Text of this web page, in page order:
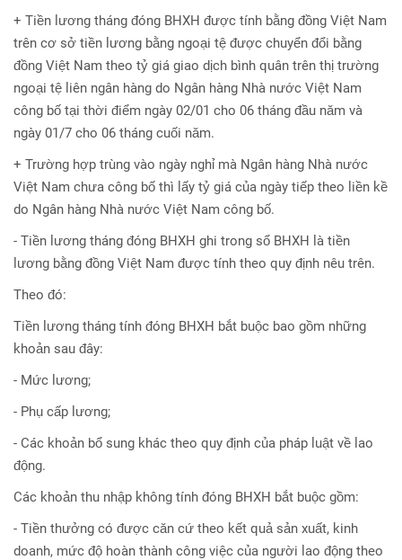
+ Tiền lương tháng đóng BHXH được tính bằng đồng Việt Nam
trên cơ sở tiền lương bằng ngoại tệ được chuyển đổi bằng
đồng Việt Nam theo tỷ giá giao dịch bình quân trên thị trường
ngoại tệ liên ngân hàng do Ngân hàng Nhà nước Việt Nam
công bố tại thời điểm ngày 02/01 cho 06 tháng đầu năm và
ngày 01/7 cho 06 tháng cuối năm.
+ Trường hợp trùng vào ngày nghỉ mà Ngân hàng Nhà nước
Việt Nam chưa công bố thì lấy tỷ giá của ngày tiếp theo liền kề
do Ngân hàng Nhà nước Việt Nam công bố.
- Tiền lương tháng đóng BHXH ghi trong sổ BHXH là tiền
lương bằng đồng Việt Nam được tính theo quy định nêu trên.
Theo đó:
Tiền lương tháng tính đóng BHXH bắt buộc bao gồm những
khoản sau đây:
- Mức lương;
- Phụ cấp lương;
- Các khoản bổ sung khác theo quy định của pháp luật về lao
động.
Các khoản thu nhập không tính đóng BHXH bắt buộc gồm:
- Tiền thưởng có được căn cứ theo kết quả sản xuất, kinh
doanh, mức độ hoàn thành công việc của người lao động theo